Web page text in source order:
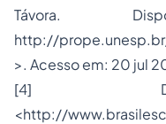
Távora.
http://
>. Acesso em: 20 jul
[4]
<http://